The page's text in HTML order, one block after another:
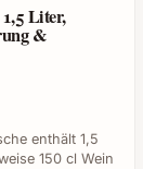
direkte
Liter,
&
enthält 1,5
150 cl Wein